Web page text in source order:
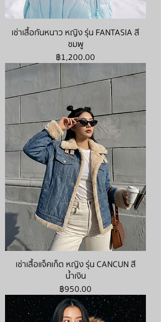
เช่าเสื้อกันหนาว หญิง รุ่น FANTASIA สี
ชมพู
ราคา
฿1,200.00
เช่าเสื้อแจ็คเก็ต หญิง รุ่น CANCUN สี
น้ำเงิน
ราคา
฿950.00